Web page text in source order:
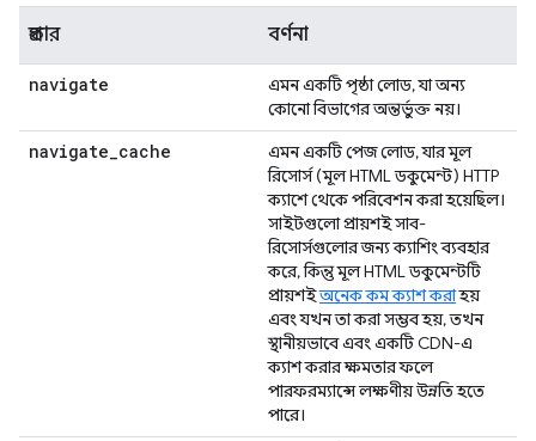
প্রকার বর্ণনা
navigate
এমন একটি পৃষ্ঠা লোড, যা অন্য
কোনো বিভাগের অন্তর্ভুক্ত নয়।
navigate_cache
এমন একটি পেজ লোড, যার মূল
রিসোর্স (মূল HTML ডকুমেন্ট) HTTP
ক্যাশে থেকে পরিবেশন করা হয়েছিল।
সাইটগুলো প্রায়শই সাব-
রিসোর্সগুলোর জন্য ক্যাশিং ব্যবহার
করে, কিন্তু মূল HTML ডকুমেন্টটি
প্রায়শইঅনেক কম ক্যাশ করাহয়
এবং যখন তা করা সম্ভব হয়, তখন
স্থানীয়ভাবে এবং একটি CDN-এ
ক্যাশ করার ক্ষমতার ফলে
পারফরম্যান্সে লক্ষণীয় উন্নতি হতে
পারে।